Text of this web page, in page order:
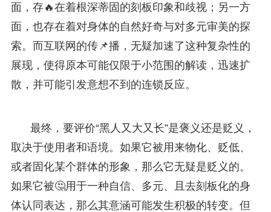
面，存🔥在着根深蒂固的刻板印象和歧视；另一方
面，也存在着对身体的自然好奇与对多元审美的探
索。而互联网的传📌播，无疑加速了这种复杂性的
展现，使得原本可能仅限于小范围的解读，迅速扩
散，并可能引发意想不到的连锁反应。
最终，要评价“黑人又大又长”是褒义还是贬义，
取决于使用者和语境。如果它被用来物化、贬低、
或者固化某个群体的形象，那么它无疑是贬义的。
如果它被🤔用于一种自信、多元、且去刻板化的身
体认同表达，那么其意涵可能发生积极的转变。但